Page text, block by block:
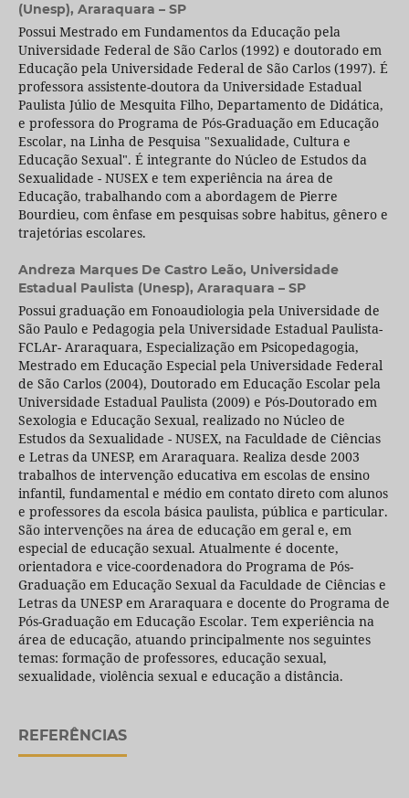
(Unesp), Araraquara – SP
Possui Mestrado em Fundamentos da Educação pela
Universidade Federal de São Carlos (1992) e doutorado em
Educação pela Universidade Federal de São Carlos (1997). É
professora assistente-doutora da Universidade Estadual
Paulista Júlio de Mesquita Filho, Departamento de Didática,
e professora do Programa de Pós-Graduação em Educação
Escolar, na Linha de Pesquisa "Sexualidade, Cultura e
Educação Sexual". É integrante do Núcleo de Estudos da
Sexualidade - NUSEX e tem experiência na área de
Educação, trabalhando com a abordagem de Pierre
Bourdieu, com ênfase em pesquisas sobre habitus, gênero e
trajetórias escolares.
Andreza Marques De Castro Leão, Universidade
Estadual Paulista (Unesp), Araraquara – SP
Possui graduação em Fonoaudiologia pela Universidade de
São Paulo e Pedagogia pela Universidade Estadual Paulista-
FCLAr- Araraquara, Especialização em Psicopedagogia,
Mestrado em Educação Especial pela Universidade Federal
de São Carlos (2004), Doutorado em Educação Escolar pela
Universidade Estadual Paulista (2009) e Pós-Doutorado em
Sexologia e Educação Sexual, realizado no Núcleo de
Estudos da Sexualidade - NUSEX, na Faculdade de Ciências
e Letras da UNESP, em Araraquara. Realiza desde 2003
trabalhos de intervenção educativa em escolas de ensino
infantil, fundamental e médio em contato direto com alunos
e professores da escola básica paulista, pública e particular.
São intervenções na área de educação em geral e, em
especial de educação sexual. Atualmente é docente,
orientadora e vice-coordenadora do Programa de Pós-
Graduação em Educação Sexual da Faculdade de Ciências e
Letras da UNESP em Araraquara e docente do Programa de
Pós-Graduação em Educação Escolar. Tem experiência na
área de educação, atuando principalmente nos seguintes
temas: formação de professores, educação sexual,
sexualidade, violência sexual e educação a distância.
REFERÊNCIAS